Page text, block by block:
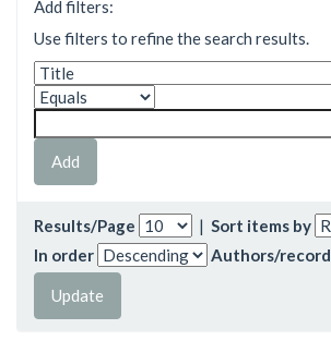
Add filters:
Use filters to refine the search results.
Results/Page | Sort items by
In order
Authors/record